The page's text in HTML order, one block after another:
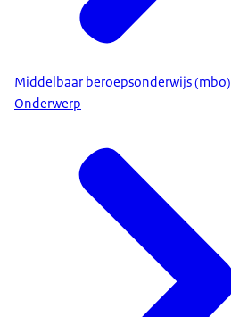
Middelbaar beroepsonderwijs (mbo)
Onderwerp